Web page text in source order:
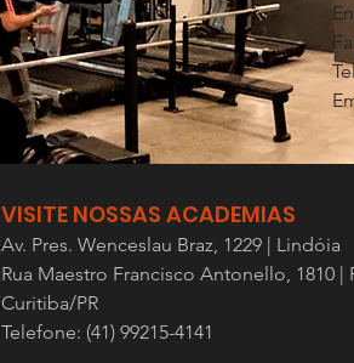
VISITE NOSSAS ACADEMIAS
Av. Pres. Wenceslau Braz, 1229 | Lindóia
Rua Maestro Francisco Antonello, 1810 |
Curitiba/PR
Telefone: (41) 99215-4141